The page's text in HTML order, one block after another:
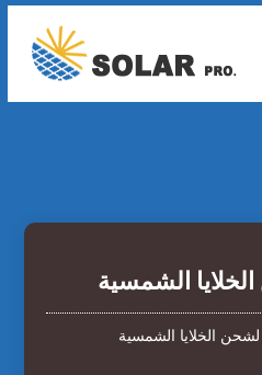
الشمسية
الخلايا الشمسية